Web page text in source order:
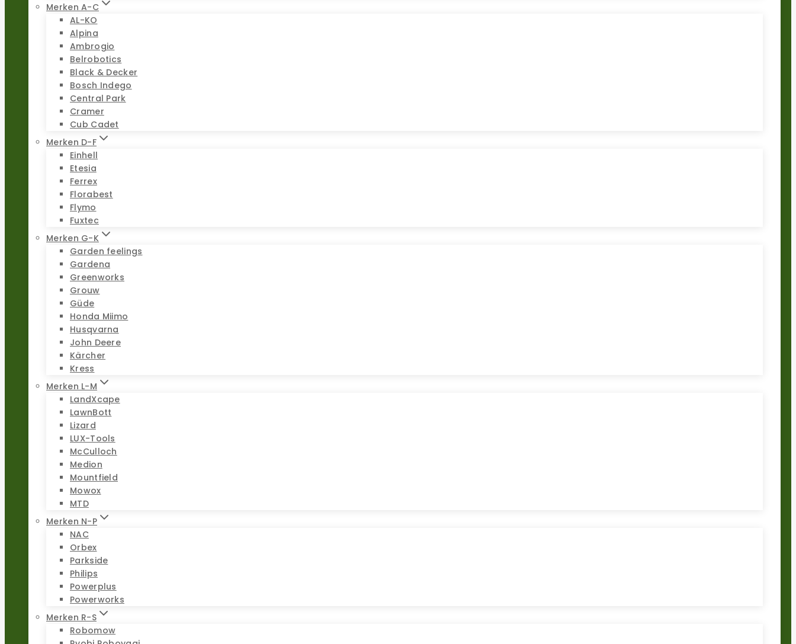
Merken A-C
AL-KO
Alpina
Ambrogio
Belrobotics
Black & Decker
Bosch Indego
Central Park
Cramer
Cub Cadet
Merken D-F
Einhell
Etesia
Ferrex
Florabest
Flymo
Fuxtec
Merken G-K
Garden feelings
Gardena
Greenworks
Grouw
Güde
Honda Miimo
Husqvarna
John Deere
Kärcher
Kress
Merken L-M
LandXcape
LawnBott
Lizard
LUX-Tools
McCulloch
Medion
Mountfield
Mowox
MTD
Merken N-P
NAC
Orbex
Parkside
Philips
Powerplus
Powerworks
Merken R-S
Robomow